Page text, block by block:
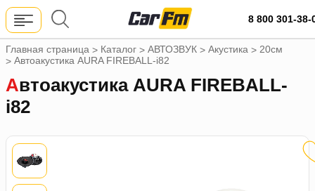
8 800 301-38-
Главная страница > Каталог > АВТОЗВУК > Акустика > 20см
> Автоакустика AURA FIREBALL-i82
Автоакустика AURA FIREBALL-
i82